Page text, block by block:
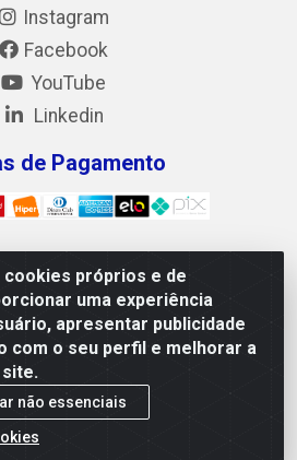
próprios e de
uma experiência
apresentar publicidade
com o seu perfil e melhorar a
site.
não essenciais
Instagram
Facebook
YouTube
Linkedin
de Pagamento
- Quadra Asr Ne 55 (412 Norte),
Diretor Norte, Palmas/TO - CEP
CNPJ 05.922.500/0001-02